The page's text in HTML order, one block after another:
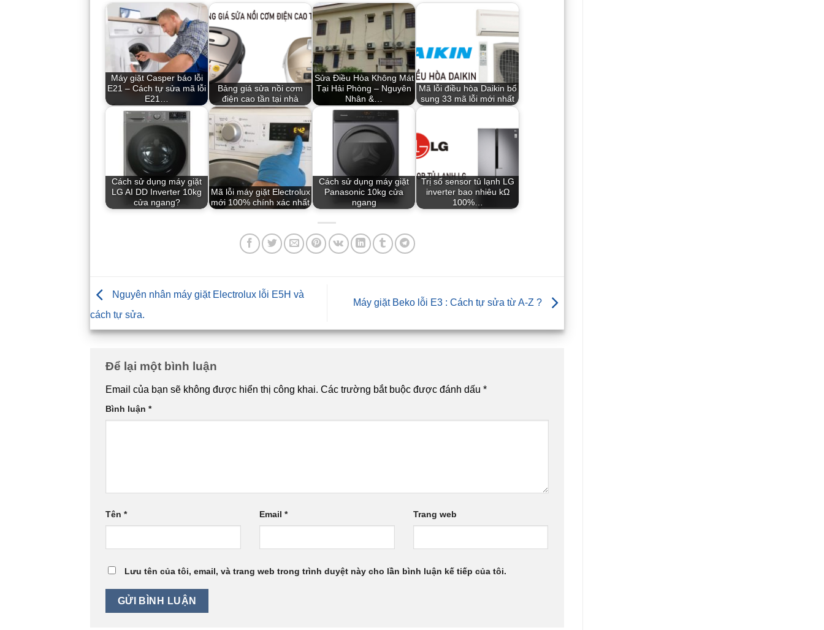
Máy giặt Casper báo lỗi
E21 – Cách tự sửa mã lỗi
E21…
Bảng giá sửa nồi cơm
điện cao tần tại nhà
Sửa Điều Hòa Không Mát
Tại Hải Phòng – Nguyên
Nhân &…
Mã lỗi điều hòa Daikin bổ
sung 33 mã lỗi mới nhất
Cách sử dụng máy giặt
LG AI DD Inverter 10kg
cửa ngang?
Mã lỗi máy giặt Electrolux
mới 100% chính xác nhất
Cách sử dụng máy giặt
Panasonic 10kg cửa
ngang
Trị số sensor tủ lạnh LG
inverter bao nhiêu kΩ
100%…
Nguyên nhân máy giặt Electrolux lỗi E5H và
cách tự sửa.
Máy giặt Beko lỗi E3 : Cách tự sửa từ A-Z ?
Để lại một bình luận
Email của bạn sẽ không được hiển thị công khai. Các trường bắt buộc được đánh dấu *
Bình luận *
Tên * Email * Trang web
Lưu tên của tôi, email, và trang web trong trình duyệt này cho lần bình luận kế tiếp của tôi.